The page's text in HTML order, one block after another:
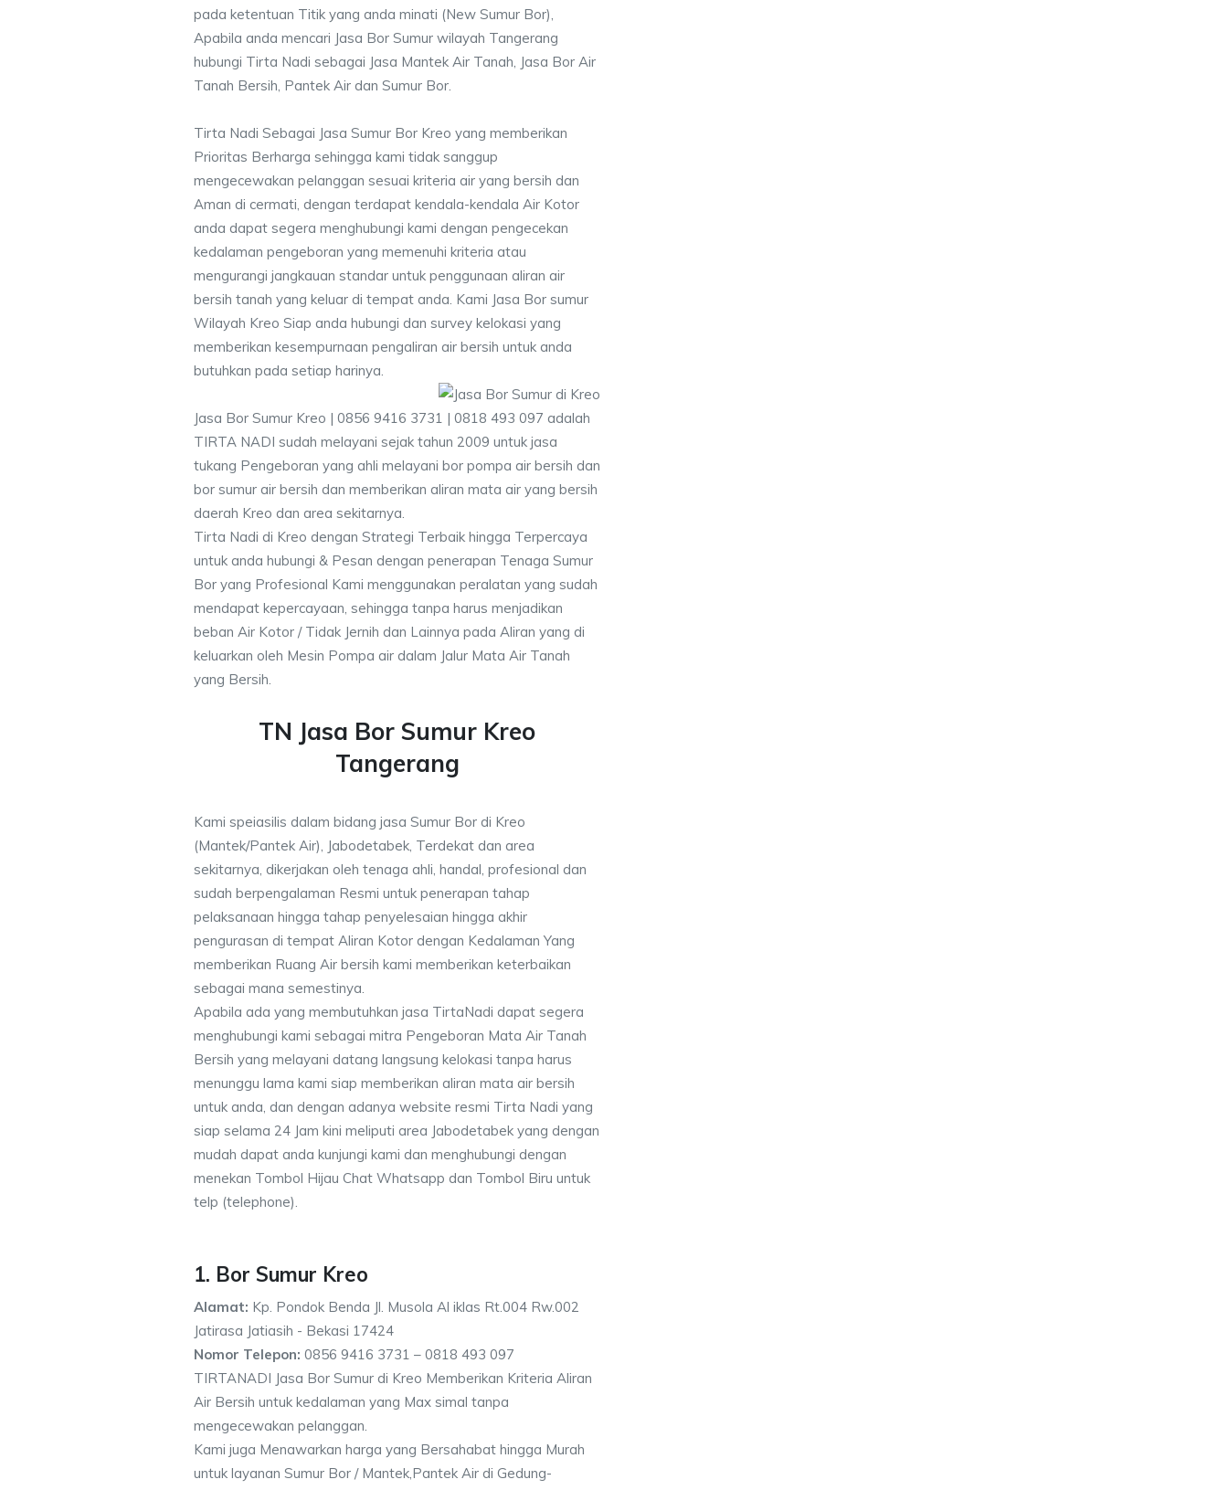
pada ketentuan Titik yang anda minati (New Sumur Bor),
Apabila anda mencari Jasa Bor Sumur wilayah Tangerang
hubungi Tirta Nadi sebagai Jasa Mantek Air Tanah, Jasa Bor Air
Tanah Bersih, Pantek Air dan Sumur Bor.
Tirta Nadi Sebagai Jasa Sumur Bor Kreo yang memberikan
Prioritas Berharga sehingga kami tidak sanggup
mengecewakan pelanggan sesuai kriteria air yang bersih dan
Aman di cermati, dengan terdapat kendala-kendala Air Kotor
anda dapat segera menghubungi kami dengan pengecekan
kedalaman pengeboran yang memenuhi kriteria atau
mengurangi jangkauan standar untuk penggunaan aliran air
bersih tanah yang keluar di tempat anda. Kami Jasa Bor sumur
Wilayah Kreo Siap anda hubungi dan survey kelokasi yang
memberikan kesempurnaan pengaliran air bersih untuk anda
butuhkan pada setiap harinya.
Jasa Bor Sumur Kreo | 0856 9416 3731 | 0818 493 097 adalah
TIRTA NADI sudah melayani sejak tahun 2009 untuk jasa
tukang Pengeboran yang ahli melayani bor pompa air bersih dan
bor sumur air bersih dan memberikan aliran mata air yang bersih
daerah Kreo dan area sekitarnya.
Tirta Nadi di Kreo dengan Strategi Terbaik hingga Terpercaya
untuk anda hubungi & Pesan dengan penerapan Tenaga Sumur
Bor yang Profesional Kami menggunakan peralatan yang sudah
mendapat kepercayaan, sehingga tanpa harus menjadikan
beban Air Kotor / Tidak Jernih dan Lainnya pada Aliran yang di
keluarkan oleh Mesin Pompa air dalam Jalur Mata Air Tanah
yang Bersih.
TN Jasa Bor Sumur Kreo
Tangerang
Kami speiasilis dalam bidang jasa Sumur Bor di Kreo
(Mantek/Pantek Air), Jabodetabek, Terdekat dan area
sekitarnya, dikerjakan oleh tenaga ahli, handal, profesional dan
sudah berpengalaman Resmi untuk penerapan tahap
pelaksanaan hingga tahap penyelesaian hingga akhir
pengurasan di tempat Aliran Kotor dengan Kedalaman Yang
memberikan Ruang Air bersih kami memberikan keterbaikan
sebagai mana semestinya.
Apabila ada yang membutuhkan jasa TirtaNadi dapat segera
menghubungi kami sebagai mitra Pengeboran Mata Air Tanah
Bersih yang melayani datang langsung kelokasi tanpa harus
menunggu lama kami siap memberikan aliran mata air bersih
untuk anda, dan dengan adanya website resmi Tirta Nadi yang
siap selama 24 Jam kini meliputi area Jabodetabek yang dengan
mudah dapat anda kunjungi kami dan menghubungi dengan
menekan Tombol Hijau Chat Whatsapp dan Tombol Biru untuk
telp (telephone).
1. Bor Sumur Kreo
Alamat: Kp. Pondok Benda Jl. Musola Al iklas Rt.004 Rw.002
Jatirasa Jatiasih - Bekasi 17424
Nomor Telepon: 0856 9416 3731 – 0818 493 097
TIRTANADI Jasa Bor Sumur di Kreo Memberikan Kriteria Aliran
Air Bersih untuk kedalaman yang Max simal tanpa
mengecewakan pelanggan.
Kami juga Menawarkan harga yang Bersahabat hingga Murah
untuk layanan Sumur Bor / Mantek,Pantek Air di Gedung-